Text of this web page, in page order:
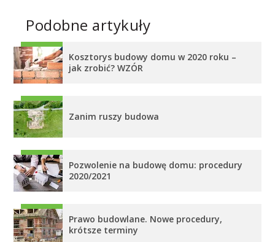
Podobne artykuły
Kosztorys budowy domu w 2020 roku –
jak zrobić? WZÓR
Zanim ruszy budowa
Pozwolenie na budowę domu: procedury
2020/2021
Prawo budowlane. Nowe procedury,
krótsze terminy